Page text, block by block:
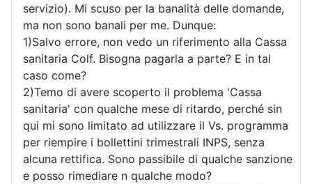
servizio). Mi scuso per la banalità delle domande,
ma non sono banali per me. Dunque:
1)Salvo errore, non vedo un riferimento alla Cassa
sanitaria Colf. Bisogna pagarla a parte? E in tal
caso come?
2)Temo di avere scoperto il problema 'Cassa
sanitaria' con qualche mese di ritardo, perché sin
qui mi sono limitato ad utilizzare il Vs. programma
per riempire i bollettini trimestrali INPS, senza
alcuna rettifica. Sono passibile di qualche sanzione
e posso rimediare n qualche modo?